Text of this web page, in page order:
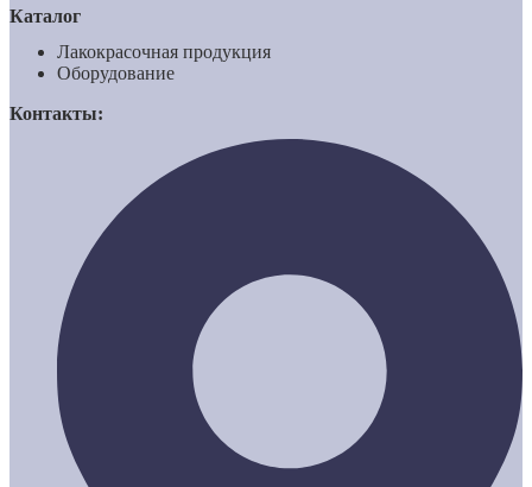
Каталог
Лакокрасочная продукция
Оборудование
Контакты: